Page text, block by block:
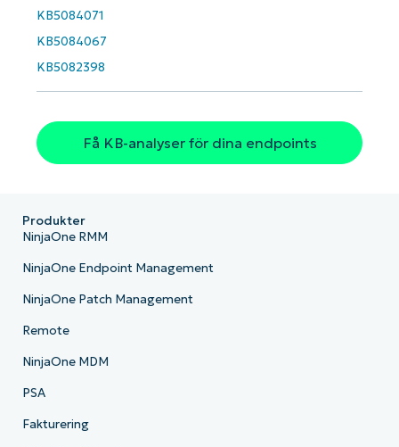
KB5084071
KB5084067
KB5082398
Få KB-analyser för dina endpoints
Produkter
NinjaOne RMM
NinjaOne Endpoint Management
NinjaOne Patch Management
Remote
NinjaOne MDM
PSA
Fakturering